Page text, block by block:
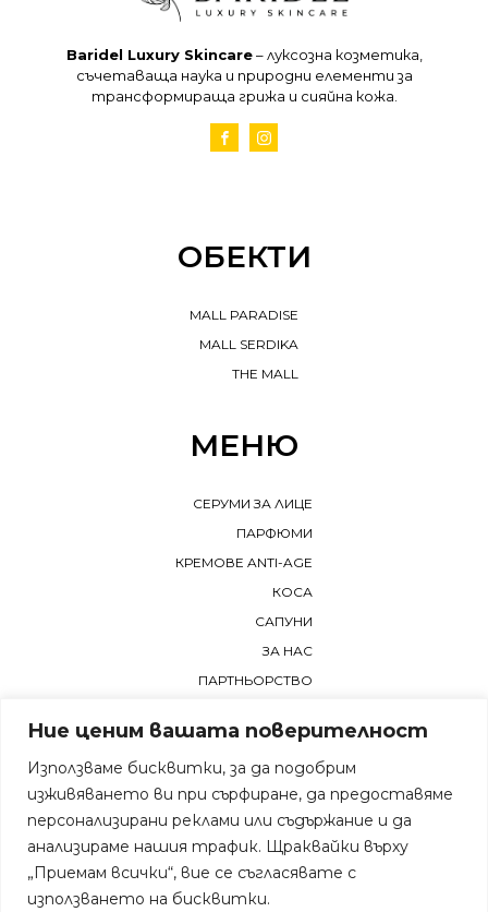
Ние ценим вашата поверителност
Използваме бисквитки, за да подобрим
изживяването ви при сърфиране, да предоставяме
персонализирани реклами или съдържание и да
анализираме нашия трафик. Щраквайки върху
„Приемам всички“, вие се съгласявате с
използването на бисквитки.
Baridel Luxury Skincare– луксозна козметика,
съчетаваща наука и природни елементи за
трансформираща грижа и сияйна кожа.
ОБЕКТИ
MALL PARADISE
MALL SERDIKA
THE MALL
МЕНЮ
СЕРУМИ ЗА ЛИЦЕ
ПАРФЮМИ
КРЕМОВЕ ANTI-AGE
КОСА
САПУНИ
ЗА НАС
ПАРТНЬОРСТВО
ОЩЕ
ЧЕСТО ЗАДАВАНИ ВЪПРОСИ
УСЛОВИЯ ЗА ВРЪЩАНЕ
ПРАВИЛА И УСЛОВИЯ